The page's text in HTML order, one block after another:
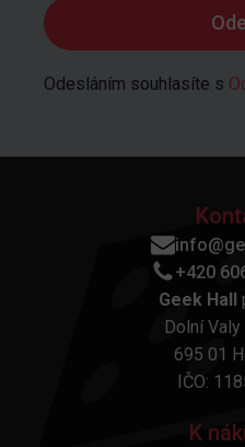
Odesláním souhlasíte s
+420
Geek Hall
Dolní
695 01
IČO:
K